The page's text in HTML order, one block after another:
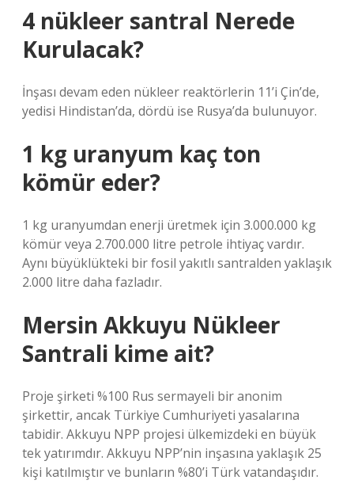
4 nükleer santral Nerede
Kurulacak?
İnşası devam eden nükleer reaktörlerin 11’i Çin’de,
yedisi Hindistan’da, dördü ise Rusya’da bulunuyor.
1 kg uranyum kaç ton
kömür eder?
1 kg uranyumdan enerji üretmek için 3.000.000 kg
kömür veya 2.700.000 litre petrole ihtiyaç vardır.
Aynı büyüklükteki bir fosil yakıtlı santralden yaklaşık
2.000 litre daha fazladır.
Mersin Akkuyu Nükleer
Santrali kime ait?
Proje şirketi %100 Rus sermayeli bir anonim
şirkettir, ancak Türkiye Cumhuriyeti yasalarına
tabidir. Akkuyu NPP projesi ülkemizdeki en büyük
tek yatırımdır. Akkuyu NPP’nin inşasına yaklaşık 25
kişi katılmıştır ve bunların %80’i Türk vatandaşıdır.